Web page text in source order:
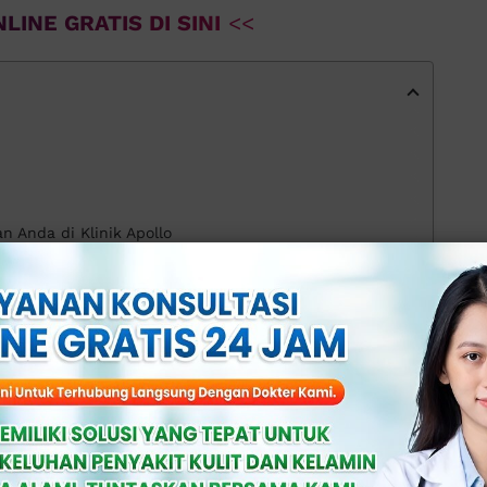
GRATIS DI SINI <<
Anda di Klinik Apollo
untuk mengurangi pembengkakan
melakukan kompres hangat pada area